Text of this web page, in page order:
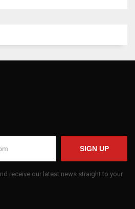
SIGN UP
receive our latest news straight to your